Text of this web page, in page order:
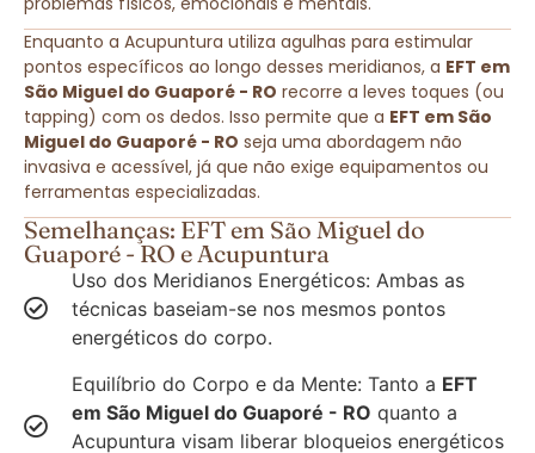
Enquanto a Acupuntura utiliza agulhas para estimular
pontos específicos ao longo desses meridianos, a EFT em
São Miguel do Guaporé - RO recorre a leves toques (ou
tapping) com os dedos. Isso permite que a EFT em São
Miguel do Guaporé - RO seja uma abordagem não
invasiva e acessível, já que não exige equipamentos ou
ferramentas especializadas.
Semelhanças: EFT em São Miguel do
Guaporé - RO e Acupuntura
Uso dos Meridianos Energéticos: Ambas as
técnicas baseiam-se nos mesmos pontos
energéticos do corpo.
Equilíbrio do Corpo e da Mente: Tanto a EFT
em São Miguel do Guaporé - RO quanto a
Acupuntura visam liberar bloqueios energéticos